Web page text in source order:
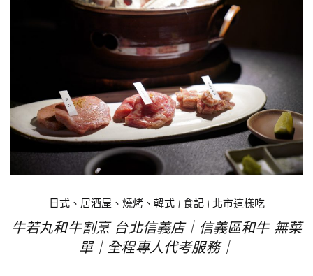
日式、居酒屋、燒烤、韓式| 食記| 北市這樣吃
牛若丸和牛割烹 台北信義店｜信義區和牛 無菜
單｜全程專人代考服務｜